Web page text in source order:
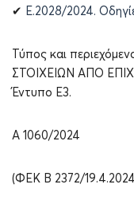
✔ E.2028/2024.
Τύπος και
ΣΤΟΙΧΕΙΩΝ ΑΠΟ
Έντυπο Ε3.
Α 1060/2024
(ΦΕΚ Β 2372/